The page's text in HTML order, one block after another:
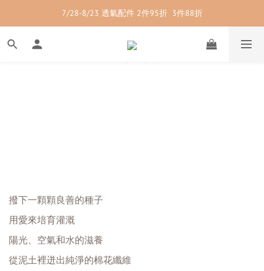
7/28-8/23 紳士內著 2件9折
7/28-8/23 透氣配件 2件95折  3件88折
7/28-8/23 紳士內著 2件9折
撥下一顆顆良善的種子
用愛來培育灌溉
陽光、空氣和水的滋養
從泥土裡迸出純淨的棉花纖維